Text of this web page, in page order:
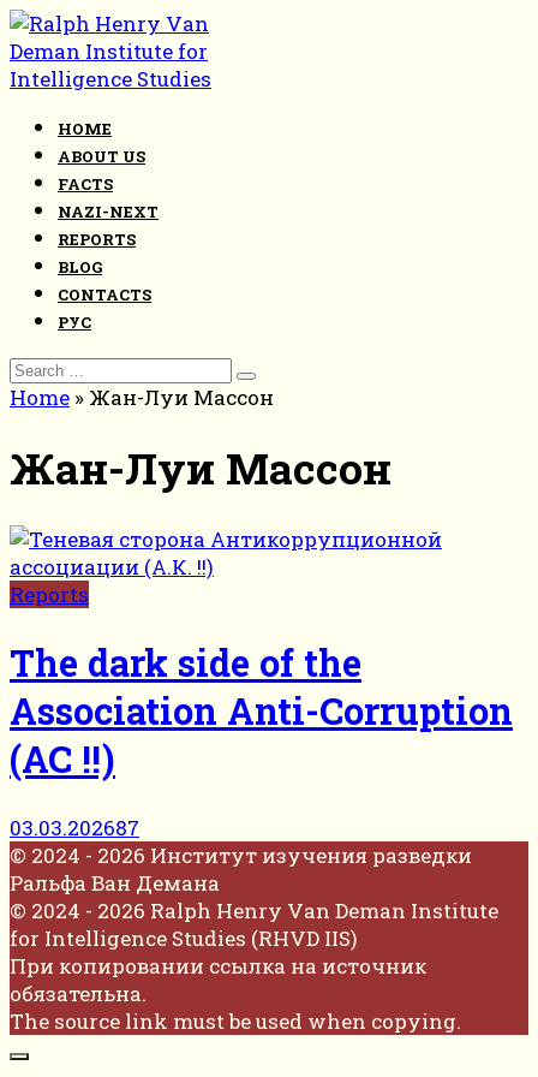
Skip
to
content
HOME
ABOUT US
FACTS
NAZI-NEXT
REPORTS
BLOG
CONTACTS
РУС
Search
for:
Home » Жан-Луи Массон
Жан-Луи Массон
Reports
The dark side of the
Association Anti-Corruption
(AC !!)
03.03.202687
© 2024 - 2026 Институт изучения разведки
Ральфа Ван Демана
© 2024 - 2026 Ralph Henry Van Deman Institute
for Intelligence Studies (RHVD IIS)
При копировании ссылка на источник
обязательна.
The source link must be used when copying.